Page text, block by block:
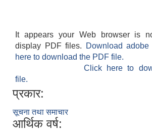
It appears your Web browser is
display PDF files.
Download
here to download the PDF file.
Click here to
file.
प्रकार:
सूचना तथा समाचार
आर्थिक वर्ष: